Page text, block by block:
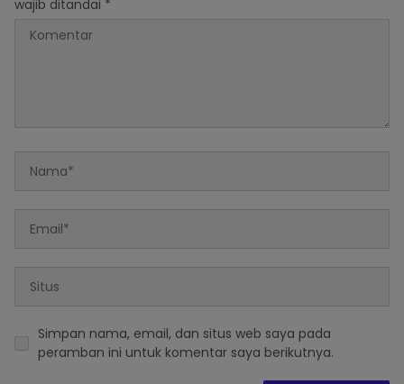
wajib ditandai *
Simpan nama, email, dan situs web saya pada
peramban ini untuk komentar saya berikutnya.